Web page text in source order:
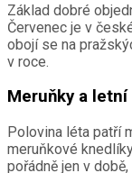
Základ dobré
Červenec je v
obojí se na
v roce.
Meruňky a letní
Polovina léta patří
meruňkové
pořádně jen v